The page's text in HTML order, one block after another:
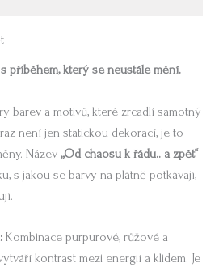
příběhem, který se neustále mění.
barev a motivů, které zrcadlí samotný
není jen statickou dekorací, je to
Název „Od chaosu k řádu.. a zpět“
s jakou se barvy na plátně potkávají,
Kombinace purpurové, růžové a
kontrast mezi energií a klidem. Je